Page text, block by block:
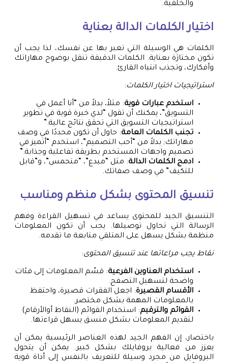
والخلفية.
اختيار الكلمات الدالة بعناية
الكلمات هي الوسيلة التي تعبر بها عن نفسك، لذا يجب أن
تكون مختارَة بعناية. الكلمات الدقيقة تنقل بوضوح مهاراتك
وأفكارك، وتجذب انتباه القارئ.
استراتيجيات اختيار الكلمات:
استخدم عبارات قوية: مثلاً، بدلاً من “أنا أعمل في
التسويق”، يمكنك أن تقول “لدي خبرة قوية في تطوير
استراتيجيات التسويق التي تحقق نتائج عالية.”
تجنب الكلمات العامة: حاول أن تكون محددًا في وصف
مهاراتك; بدلاً من “أحب التصميم”، استخدم “أتميز في
تصميم واجهات المستخدم بطريقة تفاعلية وجذابة.”
ادمج الكلمات الدالة: مثل “مبدع”، “متحمس”، و”قابل
للتكيف” في وصف صفاتك.
تنسيق المحتوى بشكل منظم ومناسب
التنسيق الجيد للمحتوى يساعد في تسهيل القراءة وفهم
الرسالة التي تحاول توصيلها. يجب أن تكون المعلومات
منظمة بشكل يسهل على المتلقي متابعة ما تقدمه.
نقاط يجب مراعاتها عند تنسيق المحتوى:
استخدام العناوين الفرعية: قسّم المعلومات إلى فئات
واضحة لتسهيل التصفح.
الأقسام القصيرة: اجعل الفقرات قصيرة، واحتفظ
بالمعلومات المهمة بشكل مختصر.
القوائم والترقيم: استخدام القوائم (النقاط أوالأرقام)
لتقديم المعلومات بشكل منسق يسهل قراءتها.
باختصار، إن الفهم الجيد لهذه العناصر الرئيسية يمكن أن
يعزز من فعالية بروفايلك بشكل كبير. يمكن أن يتحول
البروفايل من مجرد وسيلة للتعريف بالنفس إلى أداة قوية